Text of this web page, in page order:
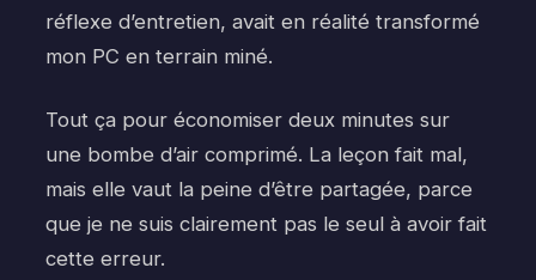
réflexe d’entretien, avait en réalité transformé
mon PC en terrain miné.
Tout ça pour économiser deux minutes sur
une bombe d’air comprimé. La leçon fait mal,
mais elle vaut la peine d’être partagée, parce
que je ne suis clairement pas le seul à avoir fait
cette erreur.